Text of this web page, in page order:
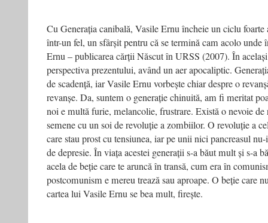
Cu Generația canibală, Vasile Ernu încheie un ciclu foarte
într-un fel, un sfârșit pentru că se termină cam acolo unde
Ernu – publicarea cărții Născut în URSS (2007). În
perspectiva prezentului, având un aer apocaliptic.
de scadență, iar Vasile Ernu vorbește chiar despre o
revanșe. Da, suntem o generație chinuită, am fi meritat
noi e multă furie, melancolie, frustrare. Există o nevoie de
semene cu un soi de revoluție a zombiilor. O revoluție a
care stau prost cu tensiunea, iar pe unii nici pancreasul
de depresie. În viața acestei generații s-a băut mult și s-a
acela de beție care te aruncă în transă, cum era în
postcomunism e mereu trează sau aproape. O beție care
cartea lui Vasile Ernu se bea mult, firește.